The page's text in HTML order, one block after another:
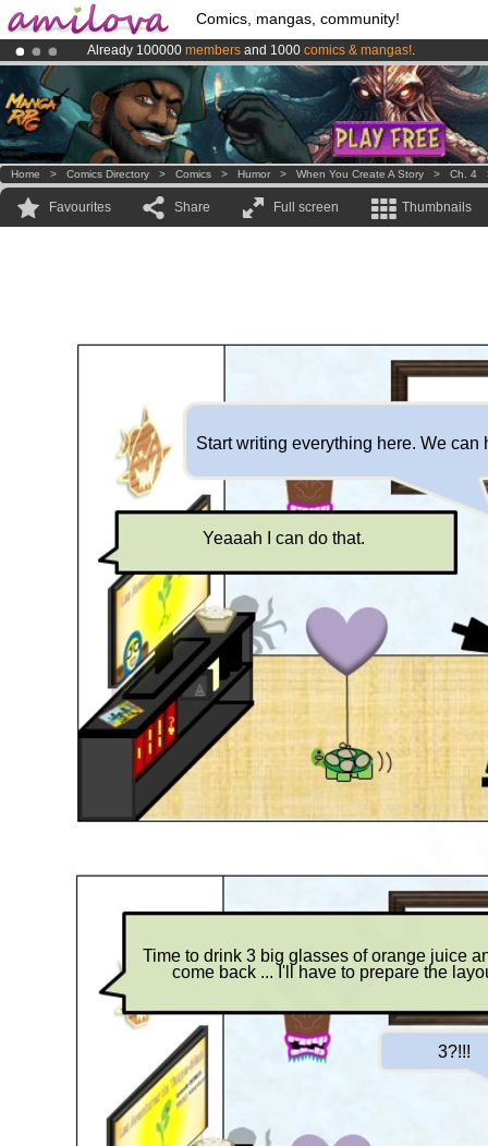
Comics, mangas, community!
Already 100000 members and 1000 comics & mangas!.
Premium membership from3.95 eurosper month !Get membership
AmilovaKickstarter is now LIVE!.
Home > Comics Directory > Comics > Humor > When You Create A Story > Ch. 4
Favourites Share Full screen Thumbnails
3?!!!
Time to drink 3 big glasses of orange juice
come back ... I'll have to prepare the
Start writing everything here. We can
Yeaaah I can do that.